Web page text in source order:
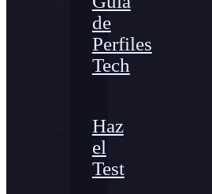
de
Perfiles
Tech
Haz
el
Test